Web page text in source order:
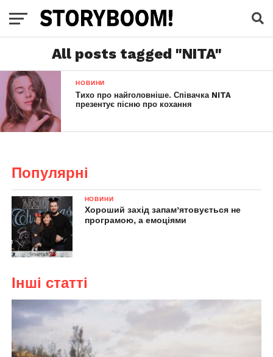
All posts tagged "NITA"
НОВИНИ
Тихо про найголовніше. Співачка NITA
презентує пісню про кохання
Популярні
НОВИНИ
Хороший захід запам’ятовується не
програмою, а емоціями
Інші статті